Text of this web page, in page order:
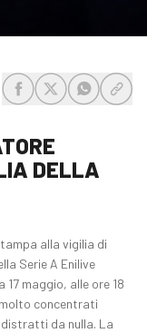
DELLA
alla vigilia di
Serie A Enilive
maggio, alle ore 18
concentrati
da nulla. La